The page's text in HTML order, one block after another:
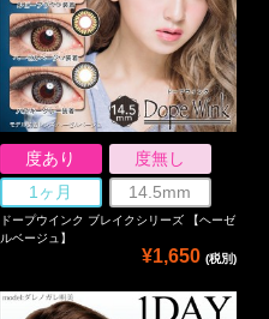
度あり
度無し
1ヶ月
14.5mm
ドープウインク ブレイクシリーズ 【ヘーゼ
ルベージュ】
¥1,650 (税別)